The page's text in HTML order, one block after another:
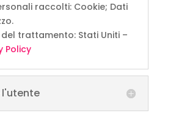
raccolti: Cookie; Dati
del trattamento: Stati Uniti –
Policy